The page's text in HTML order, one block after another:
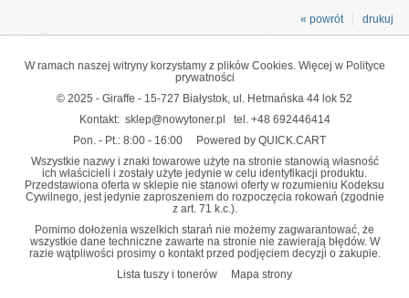
drukuj
« powrót
W ramach naszej witryny korzystamy z plików Cookies. Więcej w Polityce
prywatności
© 2025 - Giraffe - 15-727 Białystok, ul. Hetmańska 44 lok 52
Kontakt: sklep@nowytoner.pl tel. +48 692446414
Pon. - Pt.: 8:00 - 16:00
Powered by QUICK.CART
Wszystkie nazwy i znaki towarowe użyte na stronie stanowią własność
ich właścicieli i zostały użyte jedynie w celu identyfikacji produktu.
Przedstawiona oferta w sklepie nie stanowi oferty w rozumieniu Kodeksu
Cywilnego, jest jedynie zaproszeniem do rozpoczęcia rokowań (zgodnie
z art. 71 k.c.).
Pomimo dołożenia wszelkich starań nie możemy zagwarantować, że
wszystkie dane techniczne zawarte na stronie nie zawierają błędów. W
razie wątpliwości prosimy o kontakt przed podjęciem decyzji o zakupie.
Lista tuszy i tonerów
Mapa strony